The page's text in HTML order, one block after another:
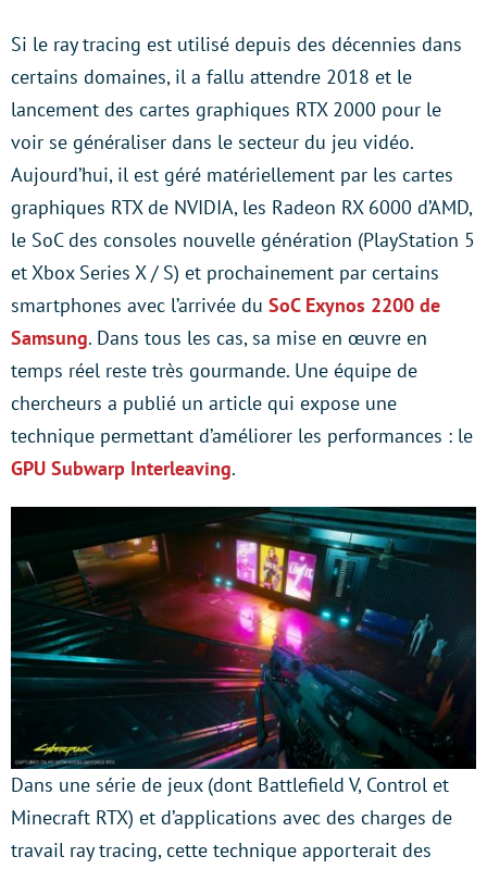
Si le ray tracing est utilisé depuis des décennies dans
certains domaines, il a fallu attendre 2018 et le
lancement des cartes graphiques RTX 2000 pour le
voir se généraliser dans le secteur du jeu vidéo.
Aujourd’hui, il est géré matériellement par les cartes
graphiques RTX de NVIDIA, les Radeon RX 6000 d’AMD,
le SoC des consoles nouvelle génération (PlayStation 5
et Xbox Series X / S) et prochainement par certains
smartphones avec l’arrivée du SoC Exynos 2200 de
Samsung. Dans tous les cas, sa mise en œuvre en
temps réel reste très gourmande. Une équipe de
chercheurs a publié un article qui expose une
technique permettant d’améliorer les performances : le
GPU Subwarp Interleaving.
Dans une série de jeux (dont Battlefield V, Control et
Minecraft RTX) et d’applications avec des charges de
travail ray tracing, cette technique apporterait des